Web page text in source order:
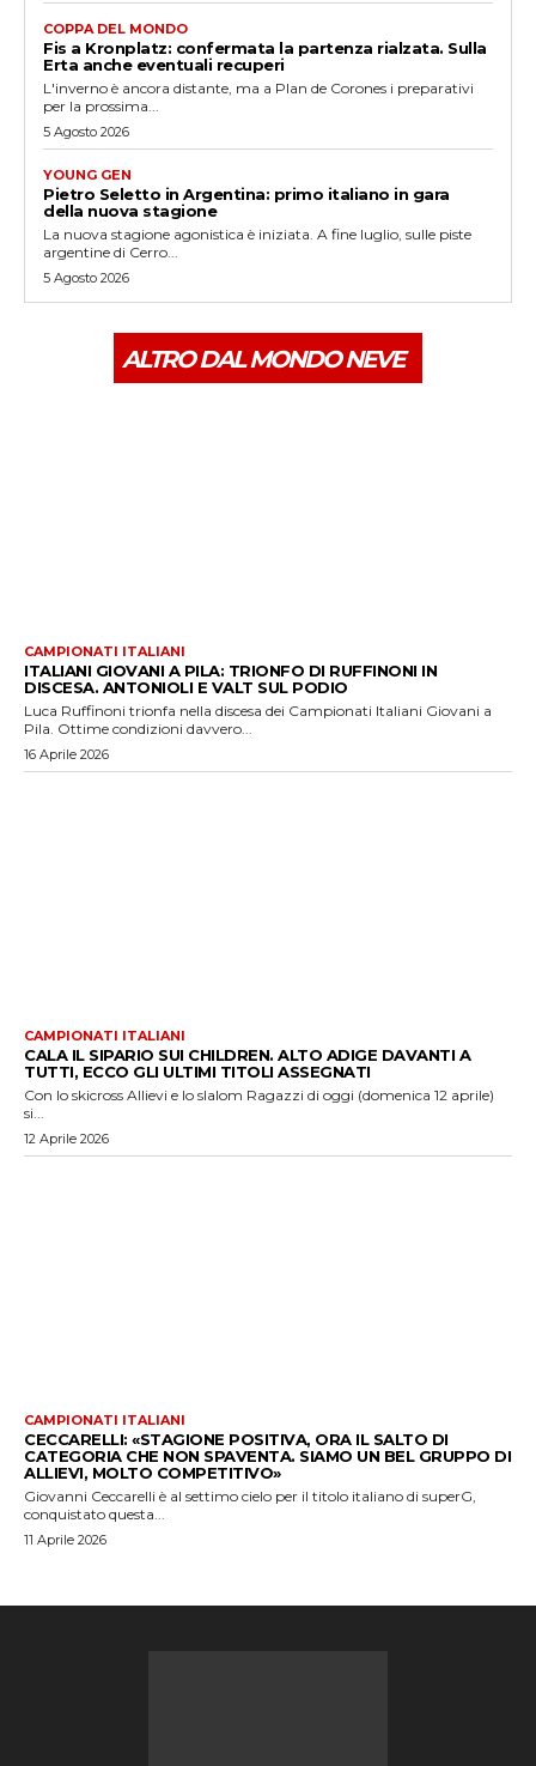
COPPA DEL MONDO
Fis a Kronplatz: confermata la partenza rialzata. Sulla
Erta anche eventuali recuperi
L'inverno è ancora distante, ma a Plan de Corones i preparativi
per la prossima...
5 Agosto 2026
YOUNG GEN
Pietro Seletto in Argentina: primo italiano in gara
della nuova stagione
La nuova stagione agonistica è iniziata. A fine luglio, sulle piste
argentine di Cerro...
5 Agosto 2026
ALTRO DAL MONDO NEVE
CAMPIONATI ITALIANI
ITALIANI GIOVANI A PILA: TRIONFO DI RUFFINONI IN
DISCESA. ANTONIOLI E VALT SUL PODIO
Luca Ruffinoni trionfa nella discesa dei Campionati Italiani Giovani a
Pila. Ottime condizioni davvero...
16 Aprile 2026
CAMPIONATI ITALIANI
CALA IL SIPARIO SUI CHILDREN. ALTO ADIGE DAVANTI A
TUTTI, ECCO GLI ULTIMI TITOLI ASSEGNATI
Con lo skicross Allievi e lo slalom Ragazzi di oggi (domenica 12 aprile)
si...
12 Aprile 2026
CAMPIONATI ITALIANI
CECCARELLI: «STAGIONE POSITIVA, ORA IL SALTO DI
CATEGORIA CHE NON SPAVENTA. SIAMO UN BEL GRUPPO DI
ALLIEVI, MOLTO COMPETITIVO»
Giovanni Ceccarelli è al settimo cielo per il titolo italiano di superG,
conquistato questa...
11 Aprile 2026